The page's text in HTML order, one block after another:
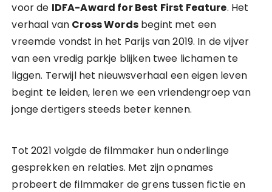
voor de IDFA-Award for Best First Feature. Het
verhaal van Cross Wordsbegint met een
vreemde vondst in het Parijs van 2019. In de vijver
van een vredig parkje blijken twee lichamen te
liggen. Terwijl het nieuwsverhaal een eigen leven
begint te leiden, leren we een vriendengroep van
jonge dertigers steeds beter kennen.
Tot 2021 volgde de filmmaker hun onderlinge
gesprekken en relaties. Met zijn opnames
probeert de filmmaker de grens tussen fictie en